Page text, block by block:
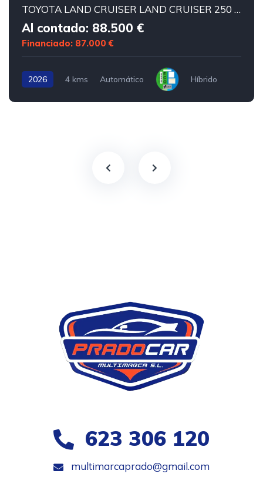
TOYOTA LAND CRUISER LAND CRUISER 250 HYBRID 48V VX
Al contado: 88.500 €
Financiado: 87.000 €
2026 4 kms Automático Híbrido
623 306 120
multimarcaprado@gmail.com